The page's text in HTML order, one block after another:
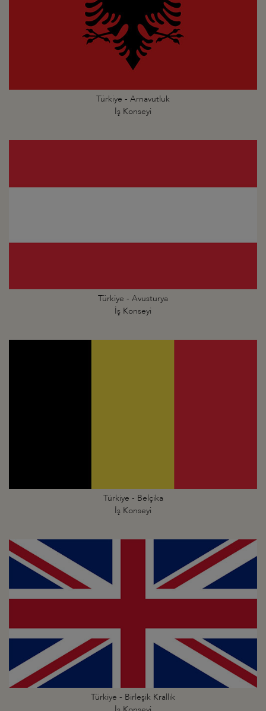
Türkiye - Arnavutluk
İş Konseyi
Türkiye - Avusturya
İş Konseyi
Türkiye - Belçika
İş Konseyi
Türkiye - Birleşik Krallık